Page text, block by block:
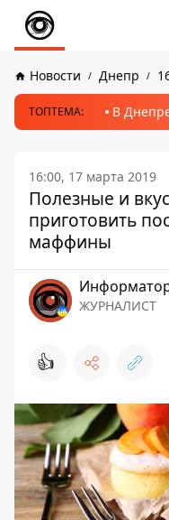
Новости Днепр
ТОПТЕМА: В
16:00, 17 марта 2019
Полезные и
приготовить
маффины
ЖУРНАЛИСТ
👍